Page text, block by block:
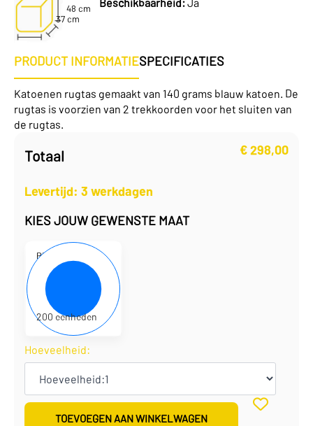
48 cm
37 cm
PRODUCT INFORMATIESPECIFICATIES
Katoenen rugtas gemaakt van 140 grams blauw katoen. De
rugtas is voorzien van 2 trekkoorden voor het sluiten van
de rugtas.
Totaal €298,00
Levertijd: 3 werkdagen
KIES JOUW GEWENSTE MAAT
P101935-12
37 x 48 cm
1,49 per eenheid
298,00 per doos
200 eenheden
Hoeveelheid:
TOEVOEGEN AAN WINKELWAGEN